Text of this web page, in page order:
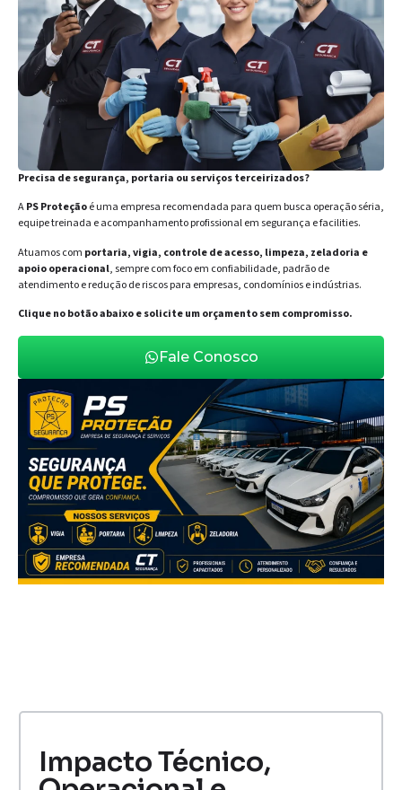
Precisa de segurança, portaria ou serviços terceirizados?
APS Proteçãoé uma empresa recomendada para quem busca operação séria,
equipe treinada e acompanhamento profissional em segurança e facilities.
Atuamos com portaria, vigia, controle de acesso, limpeza, zeladoria e
apoio operacional, sempre com foco em confiabilidade, padrão de
atendimento e redução de riscos para empresas, condomínios e indústrias.
Clique no botão abaixo e solicite um orçamento sem compromisso.
Fale Conosco
Impacto Técnico,